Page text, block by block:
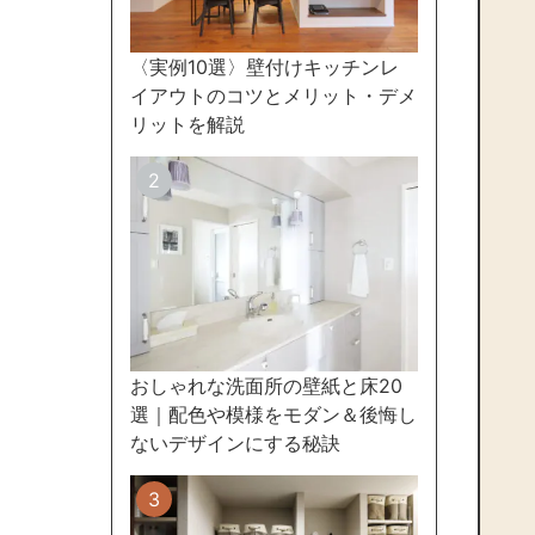
〈実例10選〉壁付けキッチンレ
イアウトのコツとメリット・デメ
リットを解説
おしゃれな洗面所の壁紙と床20
選｜配色や模様をモダン＆後悔し
ないデザインにする秘訣